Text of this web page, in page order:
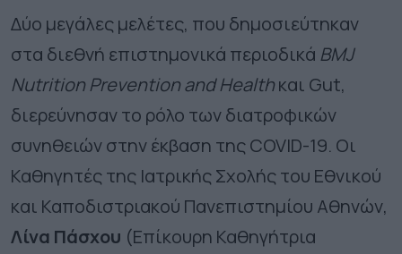
Δύο μεγάλες μελέτες, που δημοσιεύτηκαν
στα διεθνή επιστημονικά περιοδικά BMJ
Nutrition Prevention and Healthκαι Gut,
διερεύνησαν το ρόλο των διατροφικών
συνηθειών στην έκβαση της COVID-19. Οι
Καθηγητές της Ιατρικής Σχολής του Εθνικού
και Καποδιστριακού Πανεπιστημίου Αθηνών,
Λίνα Πάσχου (Επίκουρη Καθηγήτρια